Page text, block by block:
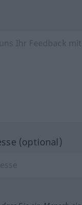
(optional)